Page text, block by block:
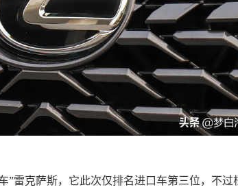
”雷克萨斯，它此次仅排名进口车第三位，不过